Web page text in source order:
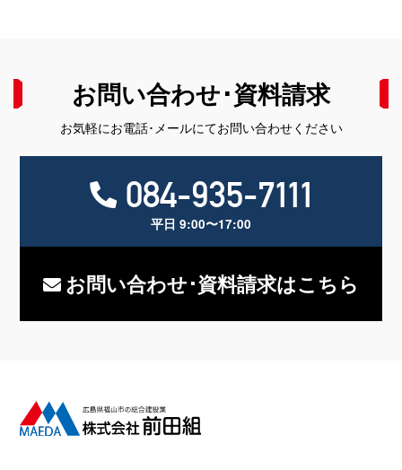
お問い合わせ･資料請求
お気軽にお電話･メールにてお問い合わせください
084-935-7111
平日 9:00〜17:00
お問い合わせ･資料請求はこちら